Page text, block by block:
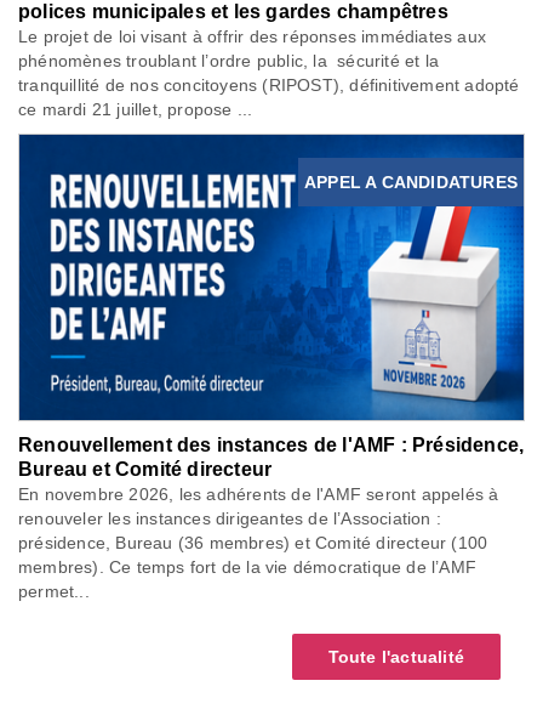
polices municipales et les gardes champêtres
Le projet de loi visant à offrir des réponses immédiates aux
phénomènes troublant l’ordre public, la sécurité et la
tranquillité de nos concitoyens (RIPOST), définitivement adopté
ce mardi 21 juillet, propose ...
APPEL A CANDIDATURES
Renouvellement des instances de l'AMF : Présidence,
Bureau et Comité directeur
En novembre 2026, les adhérents de l'AMF seront appelés à
renouveler les instances dirigeantes de l’Association :
présidence, Bureau (36 membres) et Comité directeur (100
membres). Ce temps fort de la vie démocratique de l’AMF
permet...
Toute l'actualité